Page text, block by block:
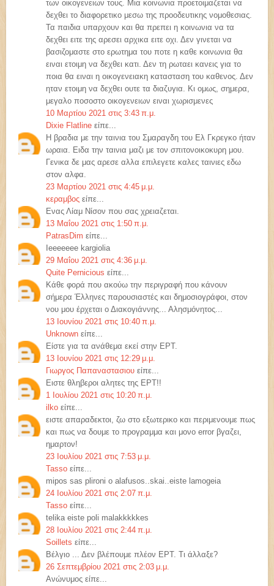
των οικογενειων τους. Μια κοινωνια προετοιμαζεται να
δεχθει το διαφορετικο μεσω της προοδευτικης νομοθεσιας.
Τα παιδια υπαρχουν και θα πρεπει η κοινωνια να τα
δεχθει ειτε της αρεσει αρχικα ειτε οχι. Δεν γινεται να
βασιζομαστε στο ερωτημα του ποτε η καθε κοινωνια θα
ειναι ετοιμη να δεχθει κατι. Δεν τη ρωταει κανεις για το
ποια θα ειναι η οικογενειακη κατασταση του καθενος. Δεν
ηταν ετοιμη να δεχθει ουτε τα διαζυγια. Κι ομως, σημερα,
μεγαλο ποσοστο οικογενειων ειναι χωρισμενες
10 Μαρτίου 2021 στις 3:43 π.μ.
Dixie Flatline είπε...
Η βραδια με την ταινια του Σμαραγδη του Ελ Γκρεγκο ήταν
ωραια. Ειδα την ταινια μαζι με τον σπιτονοικοκυρη μου.
Γενικα δε μας αρεσε αλλα επιλεγετε καλες ταινιες εδω
στον αλφα.
23 Μαρτίου 2021 στις 4:45 μ.μ.
κεραμβος είπε...
Ενας Λίαμ Νίσον που σας χρειαζεται.
13 Μαΐου 2021 στις 1:50 π.μ.
PatrasDim είπε...
Ieeeeeee kargiolia
29 Μαΐου 2021 στις 4:36 μ.μ.
Quite Pernicious είπε...
Κάθε φορά που ακούω την περιγραφή που κάνουν
σήμερα Έλληνες παρουσιαστές και δημοσιογράφοι, στον
νου μου έρχεται ο Διακογιάννης... Αλησμόνητος...
13 Ιουνίου 2021 στις 10:40 π.μ.
Unknown είπε...
Είστε για τα ανάθεμα εκεί στην ΕΡΤ.
13 Ιουνίου 2021 στις 12:29 μ.μ.
Γιωργος Παπαναστασιου είπε...
Ειστε θληβεροι αλητες της ΕΡΤ!!
1 Ιουλίου 2021 στις 10:20 π.μ.
ilko είπε...
ειστε απαραδεκτοι, ζω στο εξωτερικο και περιμενουμε πως
και πως να δουμε το προγραμμα και μονο error βγαζει,
ημαρτον!
23 Ιουλίου 2021 στις 7:53 μ.μ.
Tasso είπε...
mipos sas plironi o alafusos..skai..eiste lamogeia
24 Ιουλίου 2021 στις 2:07 π.μ.
Tasso είπε...
telika eiste poli malakkkkkes
28 Ιουλίου 2021 στις 2:44 π.μ.
Soillets είπε...
Βέλγιο ... Δεν βλέπουμε πλέον ΕΡΤ. Τι άλλαξε?
26 Σεπτεμβρίου 2021 στις 2:03 μ.μ.
Ανώνυμος είπε...